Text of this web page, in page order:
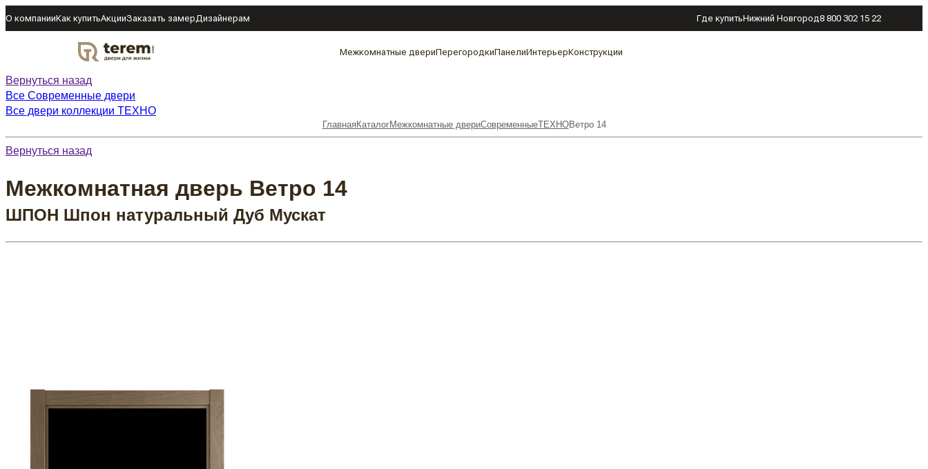
О компанииКак купитьАкцииЗаказать замер Дизайнерам Где купитьНижний Новгород8 800 302 15 22
DOOR Межкомнатные двериПерегородкиПанелиИнтерьерКонструкции
Вернуться назад
Все Современные двери
Все двери коллекции ТЕХНО
ГлавнаяКаталогМежкомнатные двериСовременныеТЕХНОВетро 14
Вернуться назад
Межкомнатная дверь Ветро 14
ШПОН Шпон натуральный Дуб Мускат